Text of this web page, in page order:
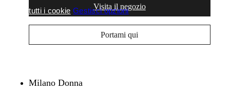
Visita il negozio
Portami qui
Milano Donna
Accetta tutti i cookie Gestisci opzioni